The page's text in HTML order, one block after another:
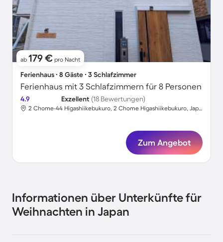
ab 179 € pro Nacht
Ferienhaus ∙ 8 Gäste ∙ 3 Schlafzimmer
Ferienhaus mit 3 Schlafzimmern für 8 Personen
4.9 Exzellent (18 Bewertungen)
2 Chome-44 Higashiikebukuro, 2 Chome Higashiikebukuro, Japan
Zum Angebot
Informationen über Unterkünfte für
Weihnachten in Japan